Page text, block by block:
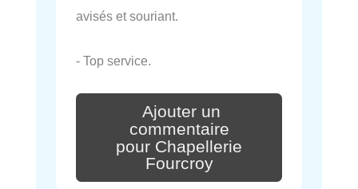
avisés et souriant.
- Top service.
Ajouter un
commentaire
pour Chapellerie
Fourcroy